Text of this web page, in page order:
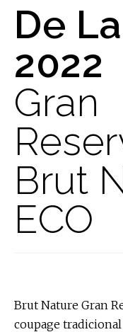
De
2022
Gran
Brut
ECO
Brut Nature Gran
coupage tradicional